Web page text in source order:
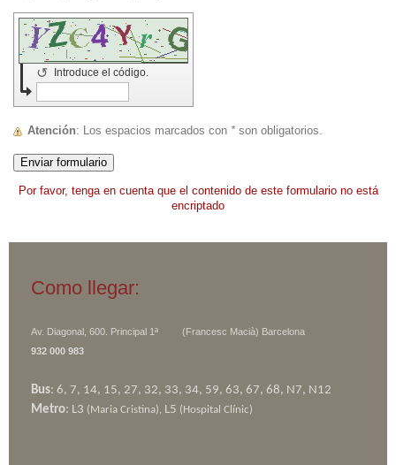
Introduce el código.
↺
Atención : Los espacios marcados con *son obligatorios.
Por favor, tenga en cuenta que el contenido de este formulario no está
encriptado
Como llegar:
Av. Diagonal, 600. Principal 1ª (Francesc Macià) Barcelona
932 000 983
Bus: 6, 7, 14, 15, 27, 32, 33, 34, 59, 63, 67, 68, N7, N12
Metro: L3 (Maria Cristina), L5 (Hospital Clínic)